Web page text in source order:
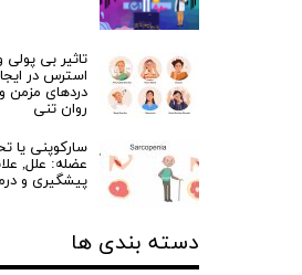
تاثیر بی پولی
استرس در
دردهای مزمن و
روان تنی
سارکوپنی یا
عضله: علل,
پیشگیری و
دسته بندی ها